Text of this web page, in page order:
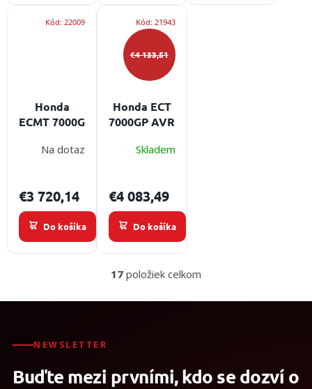
Honda
ECMT 7000G
elektrocentrála
motorom
pre náročné
nasadenie
Na dotaz
€3 720,14
Do košíka
Kód:22009
€4 133,51
Honda ECT
7000GP AVR
elektrocentrála
plynulý
chod
Skladem
€4 083,49
Do košíka
Kód: 21943
O
l
i
e
17 položiek celkom
NEWSLETTER
Buďte mezi prvními, kdo se dozví o